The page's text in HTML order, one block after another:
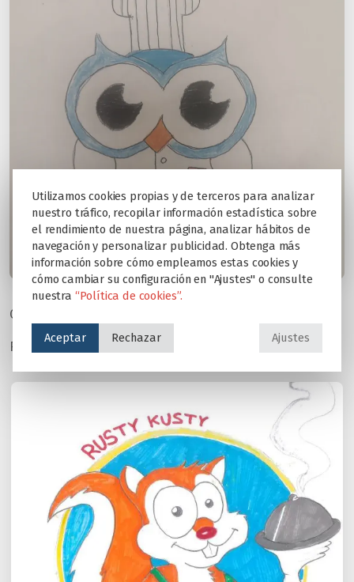
COLEGIO ANTAMIRA
Río M. B.
Utilizamos cookies propias y de terceros para analizar
nuestro tráfico, recopilar información estadística sobre
el rendimiento de nuestra página, analizar hábitos de
navegación y personalizar publicidad. Obtenga más
información sobre cómo empleamos estas cookies y
cómo cambiar su configuración en "Ajustes" o consulte
nuestra “Política de cookies”.
Aceptar Rechazar Ajustes